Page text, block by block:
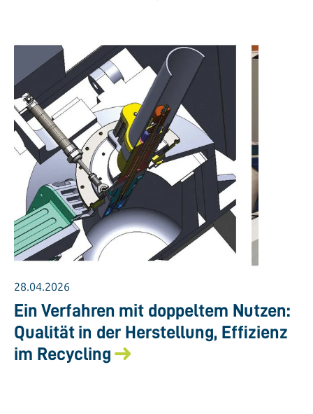
28.04.2026
Ein Verfahren mit doppeltem Nutzen:
Qualität in der Herstellung, Effizienz
im Recycling